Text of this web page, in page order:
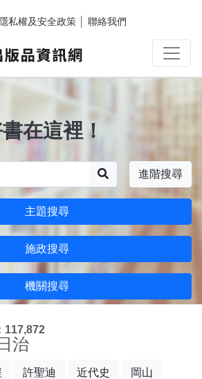
隱私權及安全政策 聯絡我們
在這裡！
進階搜尋
主題搜尋
施政搜尋
機關搜尋
117,872
治
許聖迪 近代史 岡山